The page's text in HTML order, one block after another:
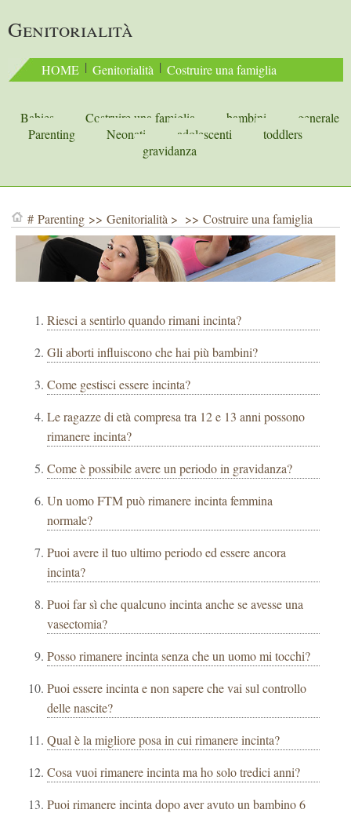
Genitorialità
HOME | Genitorialità | Costruire una famiglia
Babies Costruire una famiglia bambini
generale
Parenting
Neonati adolescenti
toddlers
gravidanza
#Parenting >>Genitorialità > >>Costruire una famiglia
Riesci a sentirlo quando rimani incinta?
Gli aborti influiscono che hai più bambini?
Come gestisci essere incinta?
Le ragazze di età compresa tra 12 e 13 anni possono
rimanere incinta?
Come è possibile avere un periodo in gravidanza?
Un uomo FTM può rimanere incinta femmina
normale?
Puoi avere il tuo ultimo periodo ed essere ancora
incinta?
Puoi far sì che qualcuno incinta anche se avesse una
vasectomia?
Posso rimanere incinta senza che un uomo mi tocchi?
Puoi essere incinta e non sapere che vai sul controllo
delle nascite?
Qual è la migliore posa in cui rimanere incinta?
Cosa vuoi rimanere incinta ma ho solo tredici anni?
Puoi rimanere incinta dopo aver avuto un bambino 6